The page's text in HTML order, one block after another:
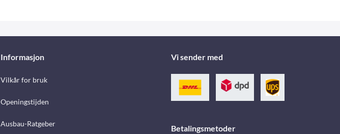
Informasjon
Vilkår for bruk
Openingstijden
Ausbau-Ratgeber
Vi sender med
Betalingsmetoder